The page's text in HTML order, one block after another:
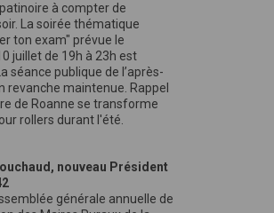
à compter de
La soirée thématique
ton exam" prévue le
juillet de 19h à 23h est
séance publique de l’après-
revanche maintenue. Rappel
de Roanne se transforme
rollers durant l'été.
nouveau Président
générale annuelle de